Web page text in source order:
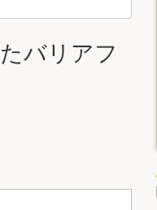
バリアフ